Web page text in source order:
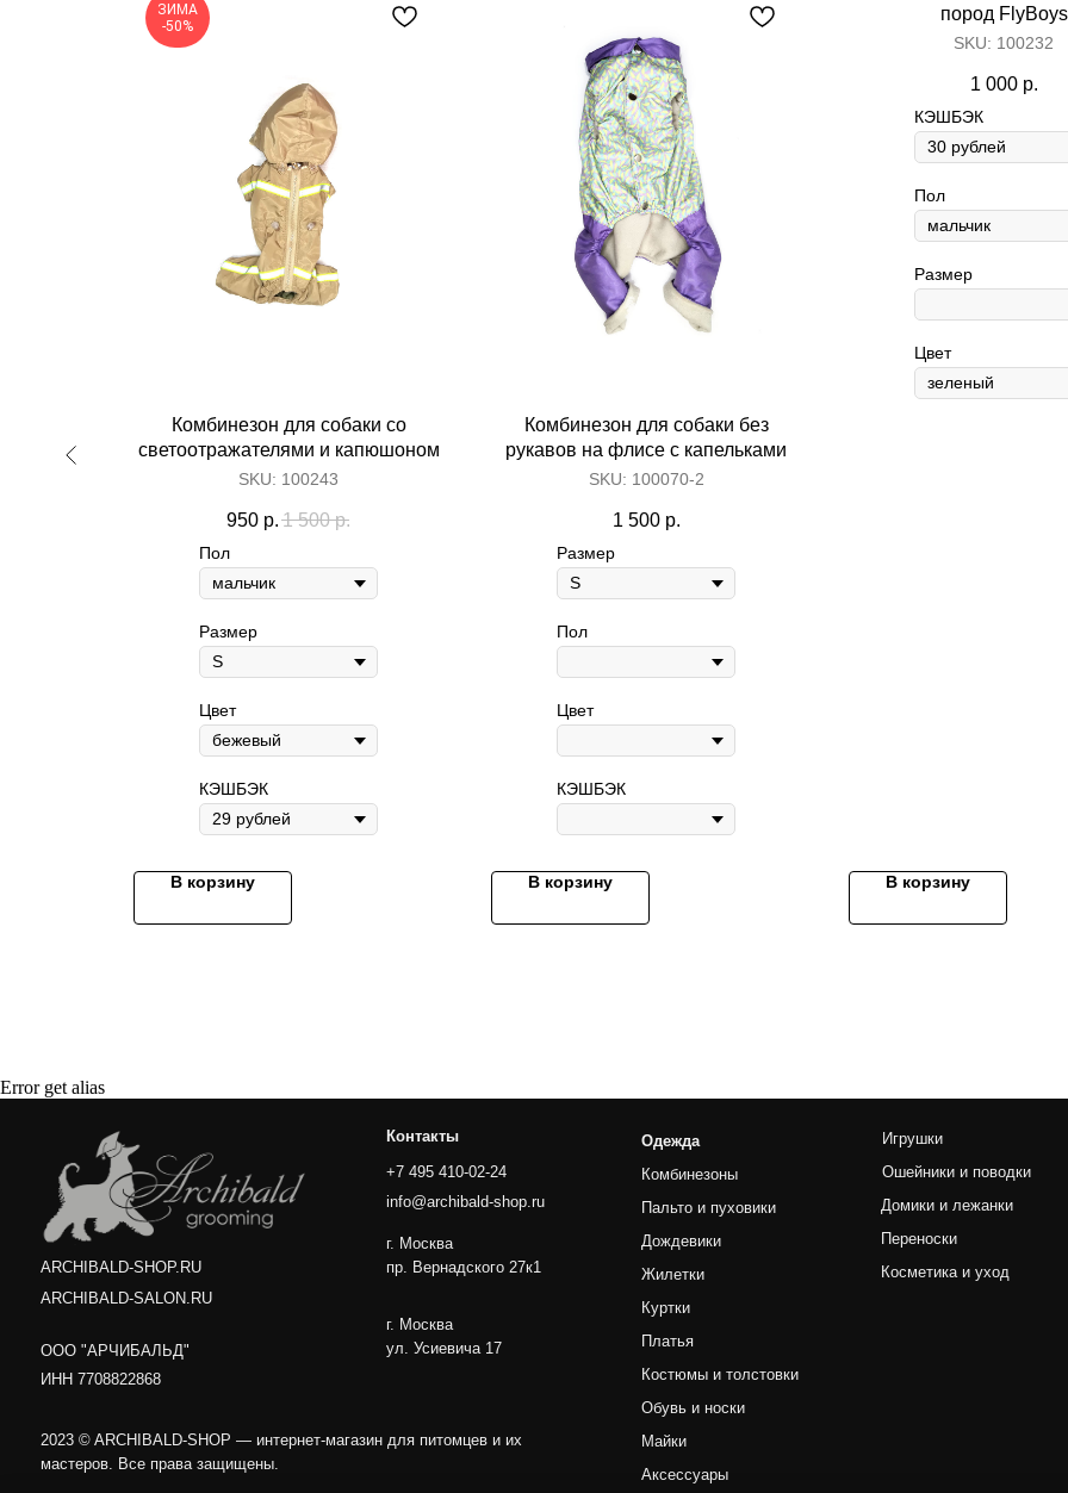
ЗИМА
-50%
Комбинезон для собаки со
светоотражателями и капюшоном
SKU: 100243
950 р. 1 500 р.
Пол
Размер
Цвет
КЭШБЭК
В корзину
Комбинезон для собаки без
рукавов на флисе с капельками
SKU: 100070-2
1 500 р.
Размер
Пол
Цвет
КЭШБЭК
В корзину
пород FlyBoys
SKU: 100232
1 000 р.
КЭШБЭК
Пол
Размер
Цвет
В корзину
Error get alias
Одежда
Комбинезоны
Костюмы и толстовки
Обувь и носки
Ошейники и поводки
Прямые
Ножи
ООО "АРЧИБАЛЬД"
2023 © ARCHIBALD-SHOP — интернет-магазин для питомцев и их
мастеров. Все права защищены.
Политика обработки персональных данных
Content Oriented Web
Make great presentations, longreads, and landing pages, as well as photo stories, blogs, lookbooks, and all